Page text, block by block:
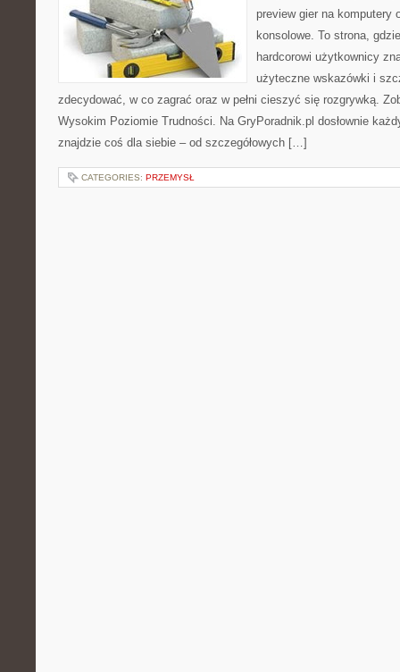
preview gier na komputery
konsolowe. To strona,
hardcorowi użytkownicy
użyteczne wskazówki i
zdecydować, w co zagrać oraz w pełni cieszyć się rozgrywką.
Wysokim Poziomie Trudności. Na GryPoradnik.pl dosłownie
znajdzie coś dla siebie – od szczegółowych […]
CATEGORIES: PRZEMYSŁ